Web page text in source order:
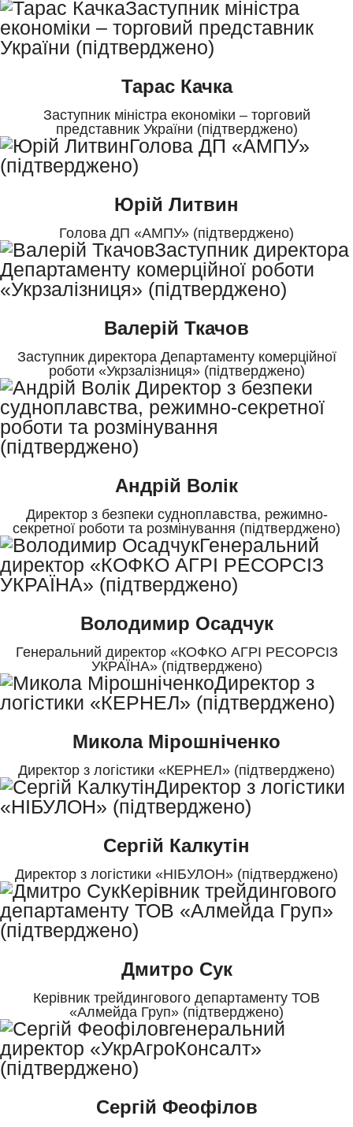
Тарас Качка
Заступник міністра економіки – торговий
представник України (підтверджено)
Юрій Литвин
Голова ДП «АМПУ» (підтверджено)
Валерій Ткачов
Заступник директора Департаменту комерційної
роботи «Укрзалізниця» (підтверджено)
Андрій Волік
Директор з безпеки судноплавства, режимно-
секретної роботи та розмінування (підтверджено)
Володимир Осадчук
Генеральний директор «КОФКО АГРІ РЕСОРСІЗ
УКРАЇНА» (підтверджено)
Микола Мірошніченко
Директор з логістики «КЕРНЕЛ» (підтверджено)
Сергій Калкутін
Директор з логістики «НІБУЛОН» (підтверджено)
Дмитро Сук
Керівник трейдингового департаменту ТОВ
«Алмейда Груп» (підтверджено)
Сергій Феофілов